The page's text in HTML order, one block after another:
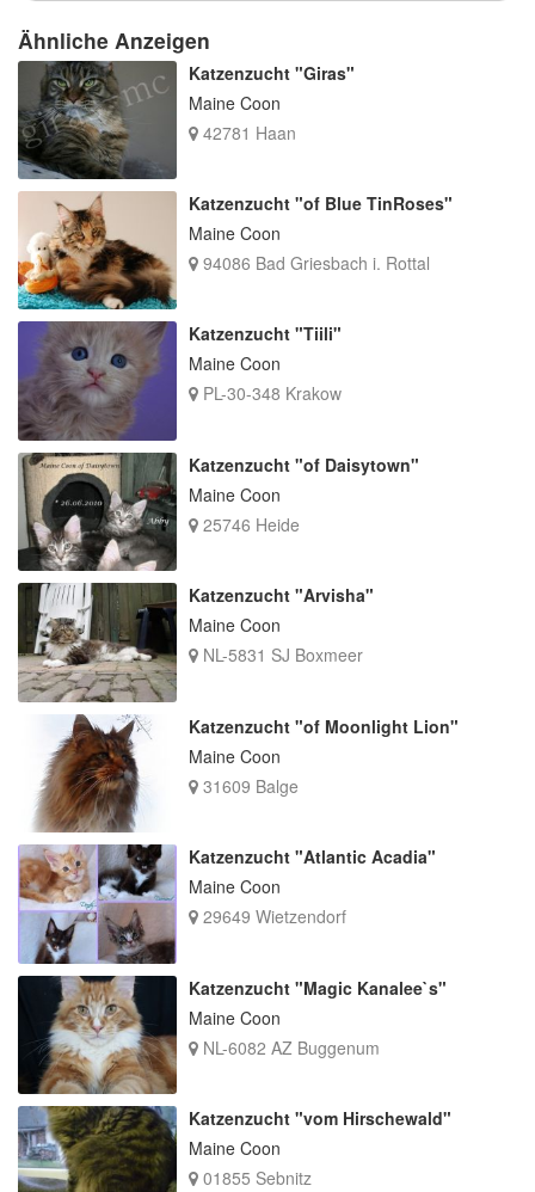
Ähnliche Anzeigen
Katzenzucht "Giras"
Maine Coon
42781 Haan
Katzenzucht "of Blue TinRoses"
Maine Coon
94086 Bad Griesbach i. Rottal
Katzenzucht "Tiili"
Maine Coon
PL-30-348 Krakow
Katzenzucht "of Daisytown"
Maine Coon
25746 Heide
Katzenzucht "Arvisha"
Maine Coon
NL-5831 SJ Boxmeer
Katzenzucht "of Moonlight Lion"
Maine Coon
31609 Balge
Katzenzucht "Atlantic Acadia"
Maine Coon
29649 Wietzendorf
Katzenzucht "Magic Kanalee`s"
Maine Coon
NL-6082 AZ Buggenum
Katzenzucht "vom Hirschewald"
Maine Coon
01855 Sebnitz